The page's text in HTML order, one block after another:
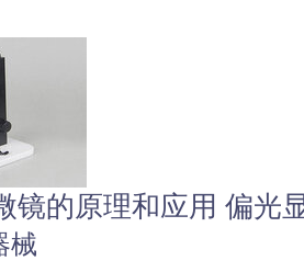
镜的原理和应用 偏光
械